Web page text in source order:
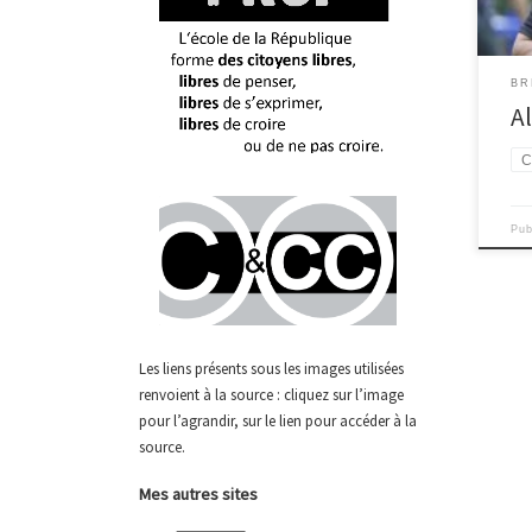
Les liens présents sous les images utilisées
renvoient à la source : cliquez sur l’image
pour l’agrandir, sur le lien pour accéder à la
source.
Mes autres sites